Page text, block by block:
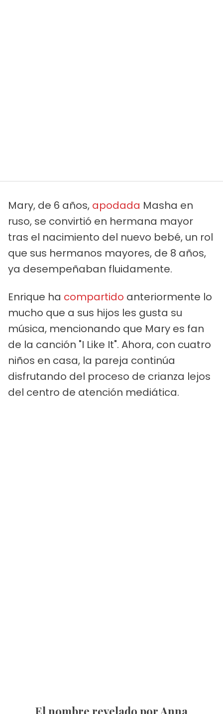
Mary, de 6 años, apodada Masha en
ruso, se convirtió en hermana mayor
tras el nacimiento del nuevo bebé, un rol
que sus hermanos mayores, de 8 años,
ya desempeñaban fluidamente.
Enrique ha compartido anteriormente lo
mucho que a sus hijos les gusta su
música, mencionando que Mary es fan
de la canción "I Like It". Ahora, con cuatro
niños en casa, la pareja continúa
disfrutando del proceso de crianza lejos
del centro de atención mediática.